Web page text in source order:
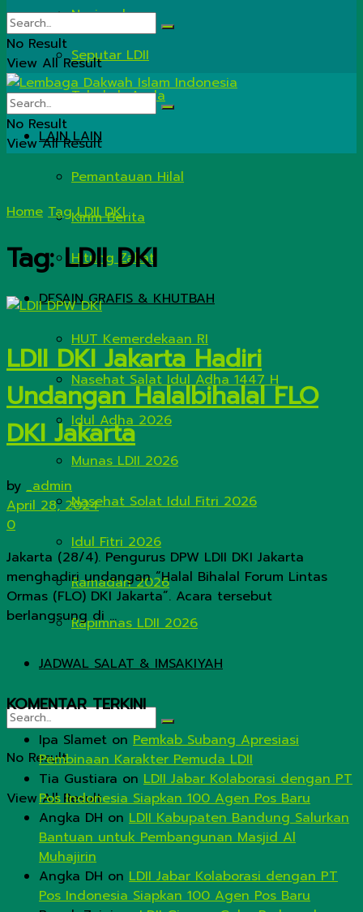
Nasional
Seputar LDII
Tahukah Anda
LAIN LAIN
Pemantauan Hilal
Kirim Berita
Hitung Zakat
DESAIN GRAFIS & KHUTBAH
HUT Kemerdekaan RI
Nasehat Salat Idul Adha 1447 H
Idul Adha 2026
Munas LDII 2026
Nasehat Solat Idul Fitri 2026
Idul Fitri 2026
Ramadan 2026
Rapimnas LDII 2026
JADWAL SALAT & IMSAKIYAH
No Result
View All Result
No Result
View All Result
No Result
View All Result
Home Tag LDII DKI
Tag:LDII DKI
LDII DKI Jakarta Hadiri
Undangan Halalbihalal FLO
DKI Jakarta
by _admin
April 28, 2024
0
Jakarta (28/4). Pengurus DPW LDII DKI Jakarta
menghadiri undangan “Halal Bihalal Forum Lintas
Ormas (FLO) DKI Jakarta”. Acara tersebut
berlangsung di ...
KOMENTAR TERKINI
Ipa Slamet on Pemkab Subang Apresiasi
Pembinaan Karakter Pemuda LDII
Tia Gustiara on LDII Jabar Kolaborasi dengan PT
Pos Indonesia Siapkan 100 Agen Pos Baru
Angka DH on LDII Kabupaten Bandung Salurkan
Bantuan untuk Pembangunan Masjid Al
Muhajirin
Angka DH on LDII Jabar Kolaborasi dengan PT
Pos Indonesia Siapkan 100 Agen Pos Baru